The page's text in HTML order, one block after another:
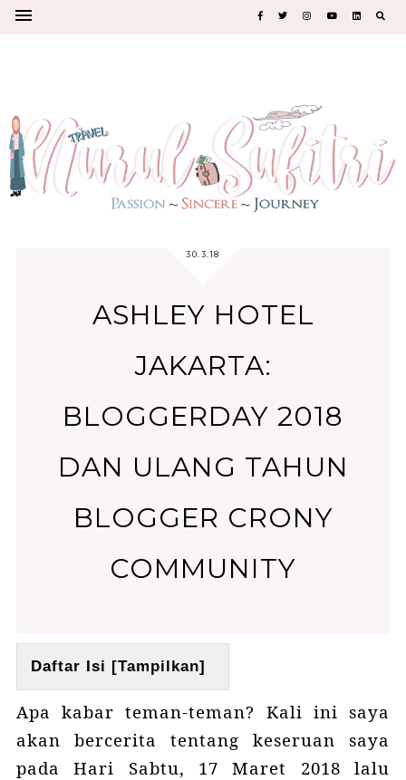
30.3.18
ASHLEY HOTEL
JAKARTA:
BLOGGERDAY 2018
DAN ULANG TAHUN
BLOGGER CRONY
COMMUNITY
Daftar Isi [Tampilkan]
Apa kabar teman-teman? Kali ini saya
akan bercerita tentang keseruan saya
pada Hari Sabtu, 17 Maret 2018 lalu